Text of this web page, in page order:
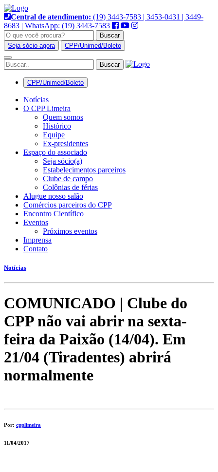
Pular
para
o
conteúdo
Central de atendimento: (19) 3443-7583 | 3453-0431 | 3449-
8683 | WhatsApp: (19) 3443-7583
Buscar
Seja sócio agora
CPP/Unimed/Boleto
Alternar
navegação
CPP/Unimed/Boleto
Notícias
O CPP Limeira
Quem somos
Histórico
Equipe
Ex-presidentes
Espaço do associado
Seja sócio(a)
Estabelecimentos parceiros
Clube de campo
Colônias de férias
Alugue nosso salão
Comércios parceiros do CPP
Encontro Científico
Eventos
Próximos eventos
Imprensa
Contato
Notícias
COMUNICADO | Clube do
CPP não vai abrir na sexta-
feira da Paixão (14/04). Em
21/04 (Tiradentes) abrirá
normalmente
Por: cpplimeira
11/04/2017